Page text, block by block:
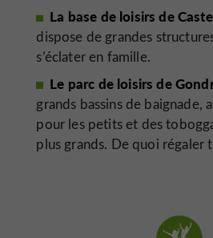
La base de loisirs de
dispose de grandes
s’éclater en famille.
Le parc de loisirs de
grands bassins de baignade,
pour les petits et des
plus grands. De quoi régaler